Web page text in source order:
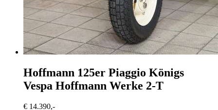
Hoffmann 125er Piaggio Königs
Vespa Hoffmann Werke 2-T
€ 14.390,-